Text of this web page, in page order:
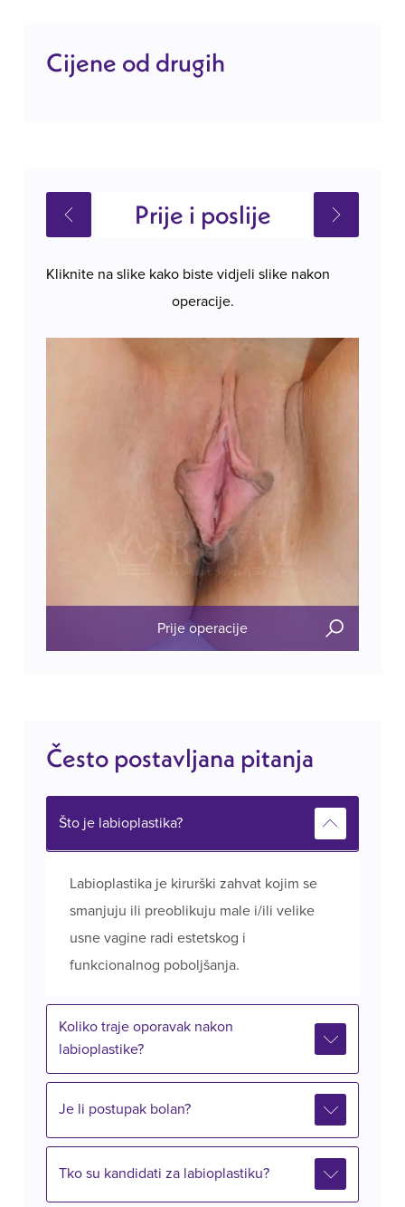
Cijene od drugih
Prije i poslije
Kliknite na slike kako biste vidjeli slike nakon
operacije.
Prije operacije
Često postavljana pitanja
Što je labioplastika?
Labioplastika je kirurški zahvat kojim se
smanjuju ili preoblikuju male i/ili velike
usne vagine radi estetskog i
funkcionalnog poboljšanja.
Koliko traje oporavak nakon
labioplastike?
Je li postupak bolan?
Tko su kandidati za labioplastiku?